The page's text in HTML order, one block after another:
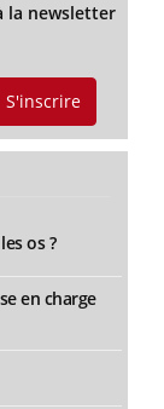
la newsletter
S'inscrire
os ?
en charge